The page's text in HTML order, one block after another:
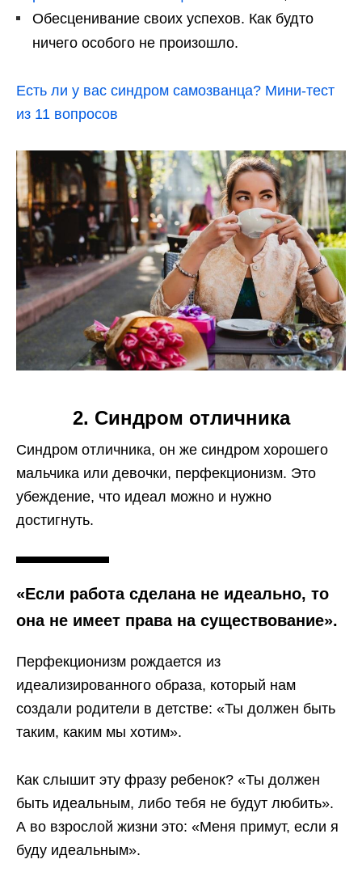
Обесценивание своих успехов. Как будто
ничего особого не произошло.
Есть ли у вас синдром самозванца? Мини-тест
из 11 вопросов
2. Синдром отличника
Синдром отличника, он же синдром хорошего
мальчика или девочки, перфекционизм. Это
убеждение, что идеал можно и нужно
достигнуть.
«Если работа сделана не идеально, то
она не имеет права на существование».
Перфекционизм рождается из
идеализированного образа, который нам
создали родители в детстве: «Ты должен быть
таким, каким мы хотим».
Как слышит эту фразу ребенок? «Ты должен
быть идеальным, либо тебя не будут любить».
А во взрослой жизни это: «Меня примут, если я
буду идеальным».